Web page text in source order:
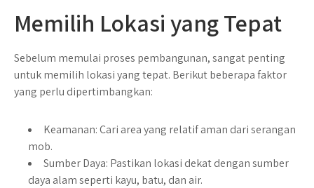
Memilih Lokasi yang Tepat
Sebelum memulai proses pembangunan, sangat penting
untuk memilih lokasi yang tepat. Berikut beberapa faktor
yang perlu dipertimbangkan:
Keamanan: Cari area yang relatif aman dari serangan
mob.
Sumber Daya: Pastikan lokasi dekat dengan sumber
daya alam seperti kayu, batu, dan air.